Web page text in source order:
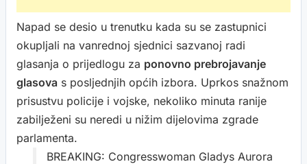
Napad se desio u trenutku kada su se zastupnici
okupljali na vanrednoj sjednici sazvanoj radi
glasanja o prijedlogu za ponovno prebrojavanje
glasova s posljednjih općih izbora. Uprkos snažnom
prisustvu policije i vojske, nekoliko minuta ranije
zabilježeni su neredi u nižim dijelovima zgrade
parlamenta.
BREAKING: Congresswoman Gladys Aurora